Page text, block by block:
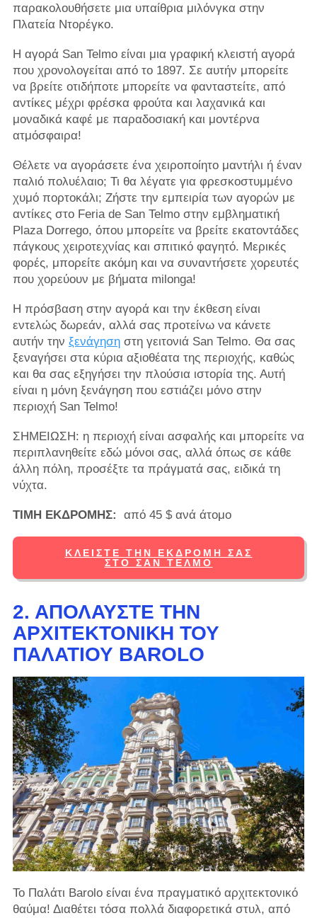
παρακολουθήσετε μια υπαίθρια μιλόνγκα στην
Πλατεία Ντορέγκο.
Η αγορά San Telmo είναι μια γραφική κλειστή αγορά
που χρονολογείται από το 1897. Σε αυτήν μπορείτε
να βρείτε οτιδήποτε μπορείτε να φανταστείτε, από
αντίκες μέχρι φρέσκα φρούτα και λαχανικά και
μοναδικά καφέ με παραδοσιακή και μοντέρνα
ατμόσφαιρα!
Θέλετε να αγοράσετε ένα χειροποίητο μαντήλι ή έναν
παλιό πολυέλαιο; Τι θα λέγατε για φρεσκοστυμμένο
χυμό πορτοκάλι; Ζήστε την εμπειρία των αγορών με
αντίκες στο Feria de San Telmo στην εμβληματική
Plaza Dorrego, όπου μπορείτε να βρείτε εκατοντάδες
πάγκους χειροτεχνίας και σπιτικό φαγητό. Μερικές
φορές, μπορείτε ακόμη και να συναντήσετε χορευτές
που χορεύουν με βήματα milonga!
Η πρόσβαση στην αγορά και την έκθεση είναι
εντελώς δωρεάν, αλλά σας προτείνω να κάνετε
αυτήν την ξενάγησηστη γειτονιά San Telmo. Θα σας
ξεναγήσει στα κύρια αξιοθέατα της περιοχής, καθώς
και θα σας εξηγήσει την πλούσια ιστορία της. Αυτή
είναι η μόνη ξενάγηση που εστιάζει μόνο στην
περιοχή San Telmo!
ΣΗΜΕΙΩΣΗ: η περιοχή είναι ασφαλής και μπορείτε να
περιπλανηθείτε εδώ μόνοι σας, αλλά όπως σε κάθε
άλλη πόλη, προσέξτε τα πράγματά σας, ειδικά τη
νύχτα.
ΤΙΜΗ ΕΚΔΡΟΜΗΣ: από 45 $ ανά άτομο
ΚΛΕΊΣΤΕ ΤΗΝ ΕΚΔΡΟΜΉ ΣΑΣ
ΣΤΟ ΣΑΝ ΤΈΛΜΟ
2. ΑΠΟΛΑΎΣΤΕ ΤΗΝ
ΑΡΧΙΤΕΚΤΟΝΙΚΉ ΤΟΥ
ΠΑΛΑΤΙΟΎ BAROLO
Το Παλάτι Barolo είναι ένα πραγματικό αρχιτεκτονικό
θαύμα! Διαθέτει τόσα πολλά διαφορετικά στυλ, από